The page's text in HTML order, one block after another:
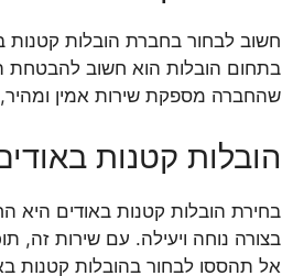
חשוב לבחור בחברת הובלות קטנות
בתחום הובלות הוא חשוב להבטחת
שהחברה מספקת שירות אמין ומהיר,
הובלות קטנות
בחירת הובלות קטנות באודים היא
בצורה נוחה ויעילה. עם שירות זה,
אל תהססו לבחור בהובלות קטנות